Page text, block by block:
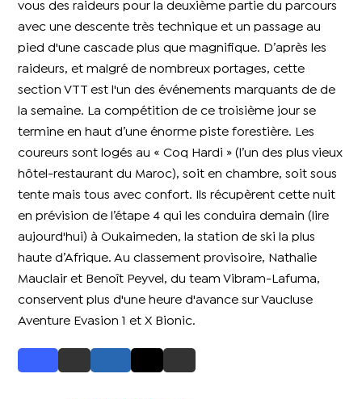
vous des raideurs pour la deuxième partie du parcours
avec une descente très technique et un passage au
pied d'une cascade plus que magnifique. D’après les
raideurs, et malgré de nombreux portages, cette
section VTT est l'un des événements marquants de de
la semaine. La compétition de ce troisième jour se
termine en haut d’une énorme piste forestière. Les
coureurs sont logés au « Coq Hardi » (l’un des plus vieux
hôtel-restaurant du Maroc), soit en chambre, soit sous
tente mais tous avec confort. Ils récupèrent cette nuit
en prévision de l’étape 4 qui les conduira demain (lire
aujourd'hui) à Oukaimeden, la station de ski la plus
haute d’Afrique. Au classement provisoire, Nathalie
Mauclair et Benoît Peyvel, du team Vibram-Lafuma,
conservent plus d'une heure d'avance sur Vaucluse
Aventure Evasion 1 et X Bionic.